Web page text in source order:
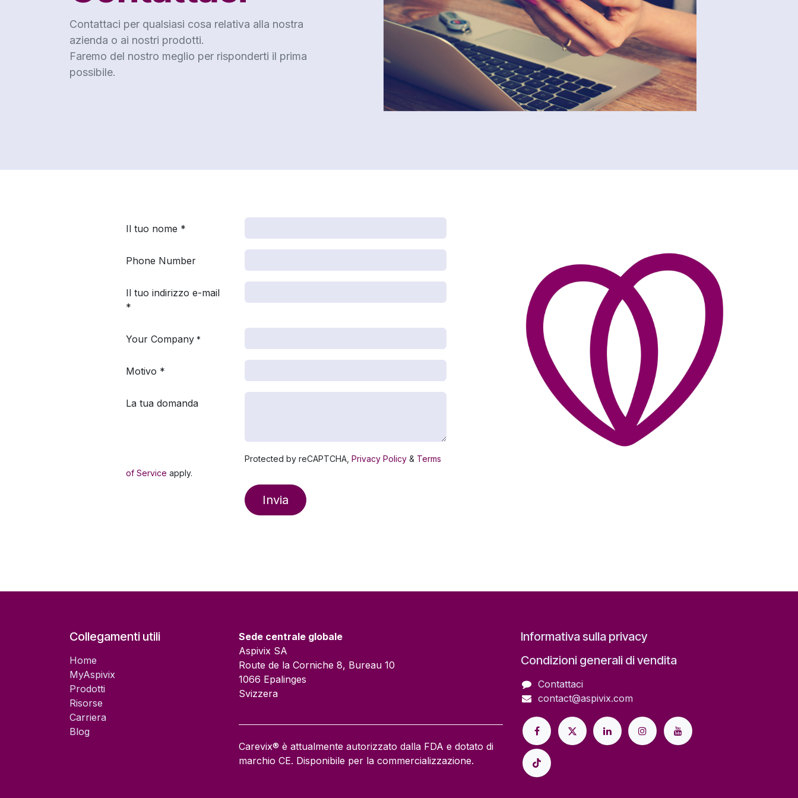
Contattaci per qualsiasi cosa relativa alla nostra
azienda o ai nostri prodotti.
Faremo del nostro meglio per risponderti il prima
possibile.
Il tuo nome *
Phone Number
Il tuo indirizzo e-mail
*
Your Company *
Motivo *
La tua domanda
Protected by reCAPTCHA, Privacy Policy & Terms
of Service apply.
Invia
Collegamenti utili
Home
MyAspivix
Prodotti
Risorse
Carriera​
Blog
Sede centrale globale
Aspivix SA
Route de la Corniche 8, Bureau 10
1066 Epalinges
Svizzera
Carevix® è attualmente autorizzato dalla FDA e dotato di
marchio CE. Disponibile per la commercializzazione.
Informativa sulla privacy
Condizioni generali di vendita
Contattaci
contact@aspivix.com